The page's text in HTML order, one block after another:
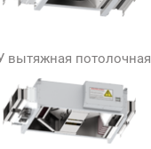
вытяжная потолочная